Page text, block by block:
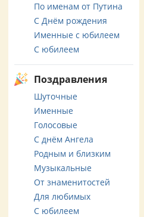
По именам от Путина
С Днём рождения
Именные с юбилеем
С юбилеем
Поздравления
Шуточные
Именные
Голосовые
С днём Ангела
Родным и близким
Музыкальные
От знаменитостей
Для любимых
С юбилеем